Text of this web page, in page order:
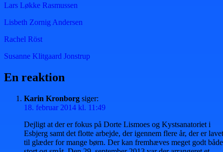
Lars Løkke Rasmussen
Lisbeth Zornig Andersen
Rachel Röst
Susanne Klitgaard Jonstrup
En reaktion
Karin Kronborg siger:
18. februar 2014 kl. 11:49
Dejligt at der er fokus på Dorte Lismoes og Kystsanatoriet i
Esbjerg samt det flotte arbejde, der igennem flere år, der er lavet
til glæder for mange børn. Der kan fremhæves meget godt både